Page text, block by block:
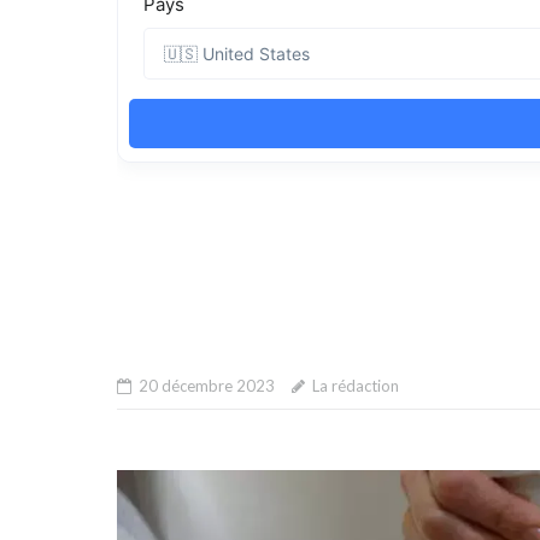
20 décembre 2023 La rédaction